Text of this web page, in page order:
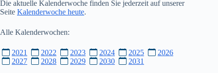
Die aktuelle Kalenderwoche finden Sie jederzeit auf unserer
Seite Kalenderwoche heute.
Alle Kalenderwochen:
2021 2022 2023 2024 2025
2026
2027
2028 2029 2030 2031